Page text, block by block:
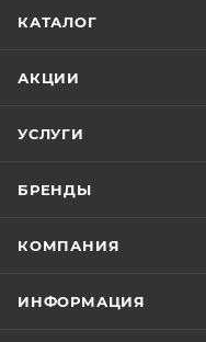
КАТАЛОГ
АКЦИИ
УСЛУГИ
БРЕНДЫ
КОМПАНИЯ
ИНФОРМАЦИЯ